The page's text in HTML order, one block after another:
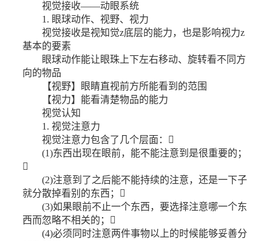
视觉接收——动眼系统
1. 眼球动作、视野、视力
视觉接收是视知觉z底层的能力，也是影响视力z
基本的要素
眼球动作能让眼珠上下左右移动、旋转看不同方
向的物品
【视野】眼睛直视前方所能看到的范围
【视力】能看清楚物品的能力
视觉认知
1. 视觉注意力
视觉注意力包含了几个层面：
(1)东西出现在眼前，能不能注意到是很重要的；

(2)注意到了之后能不能持续的注意，还是一下子
就分散掉看别的东西；
(3)如果眼前不止一个东西，要选择注意哪一个东
西而忽略不相关的；
(4)必须同时注意两件事物以上的时候能够妥善分